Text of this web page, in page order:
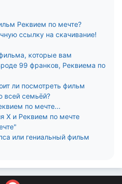
Реквием по мечте?
ссылку на скачивание!
которые вам
99 франков, Реквиема по
ли посмотреть фильм
всей семьёй?
по мечте...
Х и Реквием по мечте
или гениальный фильм